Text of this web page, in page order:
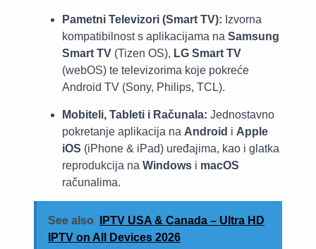
Pametni Televizori (Smart TV): Izvorna
kompatibilnost s aplikacijama na Samsung
Smart TV (Tizen OS), LG Smart TV
(webOS) te televizorima koje pokreće
Android TV (Sony, Philips, TCL).
Mobiteli, Tableti i Računala: Jednostavno
pokretanje aplikacija na Android i Apple
iOS (iPhone & iPad) uređajima, kao i glatka
reprodukcija na Windows i macOS
računalima.
See also
IPTV USA & Canada – Ultra HD
IPTV on All Devices 2026